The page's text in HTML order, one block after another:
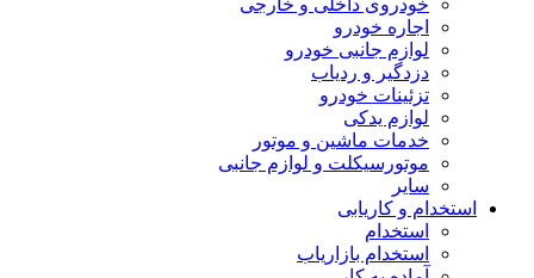
خودروی داخلی و خارجی
اجاره خودرو
لوازم جانبی خودرو
دزدگیر و ردیاب
تزئینات خودرو
لوازم یدکی
خدمات ماشین و موتور
موتورسیکلت و لوازم جانبی
سایر
استخدام و کاریابی
استخدام
استخدام بازاریاب